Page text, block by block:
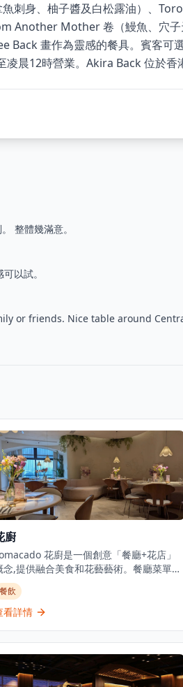
刺身、柚子醬及白松露油）、
Another Mother 卷（鰻魚、穴子
Back 畫作為靈感的餐具。賓客可
晨12時營業。Akira Back 位於香
整體幾滿意。
以試。
or friends. Nice table around
廚
花廚是一個創意「餐廳+花店」
念,提供融合美食和花藝藝術。餐廳菜單以
康舒適食物為主,正如其名稱所示,幾乎每道
都以番茄或牛油果,或兩者結合為特色。花
精選最優質的食材,為賓客及其親友呈獻難
道280號世貿中心2樓L2-06號舖,距離銅鑼
灣地鐵站D4出口約5分鐘步行路程。餐廳亦
供現代中式下午茶,供應傳統中國茶和各種
餐飲
看詳情